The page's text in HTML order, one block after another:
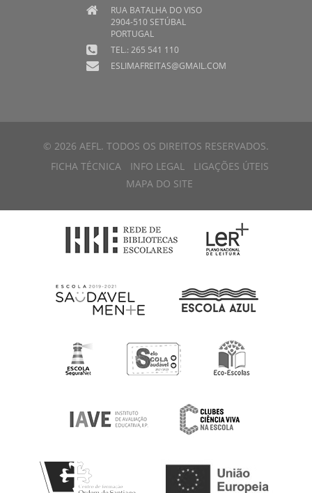
RUA BATALHA DO VISO
2904-510 SETÚBAL
PORTUGAL
TEL.: 265 541 110
ESLIMAFREITAS@GMAIL.COM
© 2026 AEFL. TODOS OS DIREITOS RESERVADOS.
FICHA TÉCNICA
INFO LEGAL
LIGAÇÕES ÚTEIS
MAPA DO SITE